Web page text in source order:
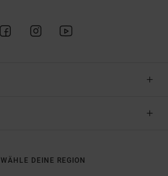
WÄHLE DEINE REGION